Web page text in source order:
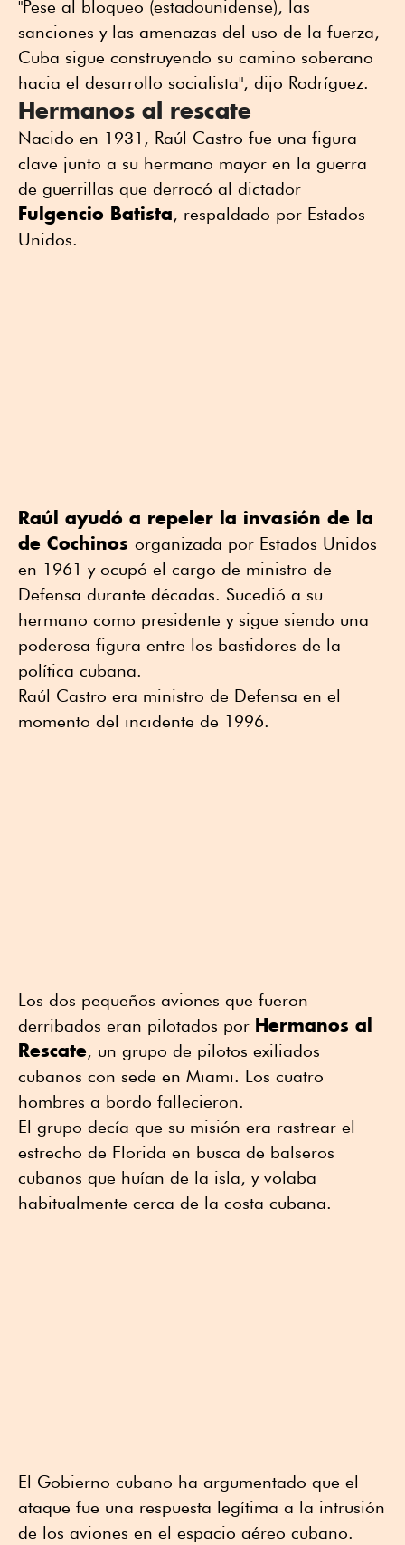
"Pese al bloqueo (estadounidense), las
sanciones y las amenazas del uso de la fuerza,
Cuba sigue construyendo su camino soberano
hacia el desarrollo socialista", dijo Rodríguez.
Hermanos al rescate
Nacido en 1931, Raúl Castro fue una figura
clave junto a su hermano mayor en la guerra
de guerrillas que derrocó al dictador
Fulgencio Batista, respaldado por Estados
Unidos.
Raúl ayudó a repeler la invasión de la
de Cochinos organizada por Estados Unidos
en 1961 y ocupó el cargo de ministro de
Defensa durante décadas. Sucedió a su
hermano como presidente y sigue siendo una
poderosa figura entre los bastidores de la
política cubana.
Raúl Castro era ministro de Defensa en el
momento del incidente de 1996.
Los dos pequeños aviones que fueron
derribados eran pilotados por Hermanos al
Rescate, un grupo de pilotos exiliados
cubanos con sede en Miami. Los cuatro
hombres a bordo fallecieron.
El grupo decía que su misión era rastrear el
estrecho de Florida en busca de balseros
cubanos que huían de la isla, y volaba
habitualmente cerca de la costa cubana.
El Gobierno cubano ha argumentado que el
ataque fue una respuesta legítima ⁠a la intrusión
de los aviones en el espacio aéreo cubano.